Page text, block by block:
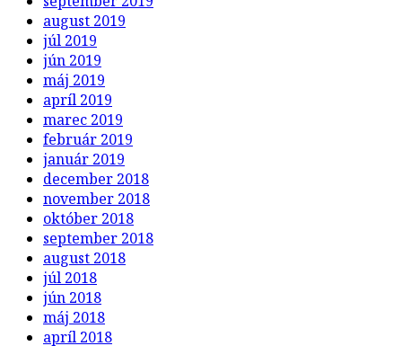
august 2019
júl 2019
jún 2019
máj 2019
apríl 2019
marec 2019
február 2019
január 2019
december 2018
november 2018
október 2018
september 2018
august 2018
júl 2018
jún 2018
máj 2018
apríl 2018